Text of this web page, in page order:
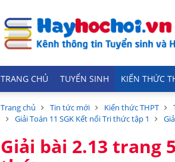
TRANG CHỦ TUYỂN SINH KIẾN THỨC
Trang chủ Tin tức mới Kiến thức THPT
Giải Toán 11 SGK Kết nối Tri thức tập 1
Giải bài 2.13 trang